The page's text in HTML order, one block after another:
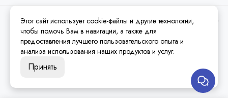
2026 © Amperus Радиодетали Минск | купить в розницу, оптом и почтой по
Беларуси.Карта сайта
Этот сайт использует cookie-файлы и другие технологии,
чтобы помочь Вам в навигации, а также для
предоставления лучшего пользовательского опыта и
анализа использования наших продуктов и услуг.
Принять